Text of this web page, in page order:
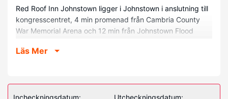
Red Roof Inn Johnstown ligger i Johnstown i anslutning till
kongresscentret, 4 min promenad från Cambria County
War Memorial Arena och 12 min från Johnstown Flood
Gas Park och 1,2 km från Point Stadium.
Känn dig som hemma i ett av de 49 rummen med kylskåp.
Gratis wi-fi gör att du kan hålla dig uppkopplad, och
Läs Mer
Incheckningsdatum: Utcheckningsdatum: